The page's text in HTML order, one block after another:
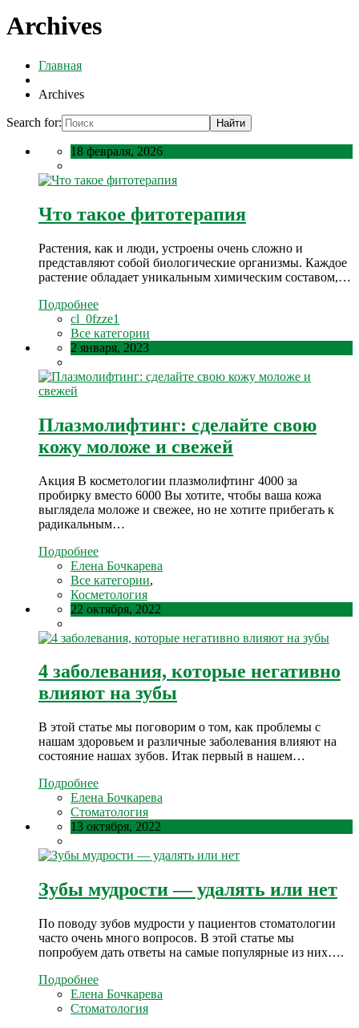
Archives
Главная
Archives
Search for:
18 февраля, 2026
Что такое фитотерапия
Растения, как и люди, устроены очень сложно и
представляют собой биологические организмы. Каждое
растение обладает уникальным химическим составом,…
Подробнее
cl_0fzze1
Все категории
2 января, 2023
Плазмолифтинг: сделайте свою
кожу моложе и свежей
Акция В косметологии плазмолифтинг 4000 за
пробирку вместо 6000 Вы хотите, чтобы ваша кожа
выглядела моложе и свежее, но не хотите прибегать к
радикальным…
Подробнее
Елена Бочкарева
Все категории,
Косметология
22 октября, 2022
4 заболевания, которые негативно
влияют на зубы
В этой статье мы поговорим о том, как проблемы с
нашам здоровьем и различные заболевания влияют на
состояние нашах зубов. Итак первый в нашем…
Подробнее
Елена Бочкарева
Стоматология
13 октября, 2022
Зубы мудрости — удалять или нет
По поводу зубов мудрости у пациентов стоматологии
часто очень много вопросов. В этой статье мы
попробуем дать ответы на самые популярные из них….
Подробнее
Елена Бочкарева
Стоматология